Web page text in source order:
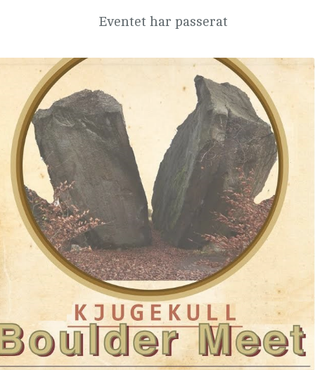
Eventet har passerat